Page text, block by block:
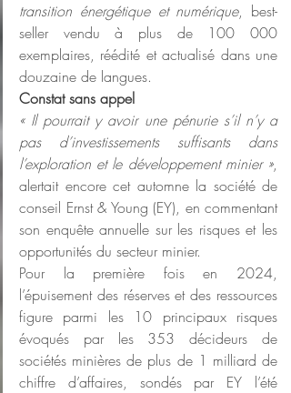
transition énergétique et numérique, best-
seller vendu à plus de 100 000
exemplaires, réédité et actualisé dans une
douzaine de langues.
Constat sans appel
« Il pourrait y avoir une pénurie s’il n’y a
pas d’investissements suffisants dans
l’exploration et le développement minier »,
alertait encore cet automne la société de
conseil Ernst & Young (EY), en commentant
son enquête annuelle sur les risques et les
opportunités du secteur minier.
Pour la première fois en 2024,
l’épuisement des réserves et des ressources
figure parmi les 10 principaux risques
évoqués par les 353 décideurs de
sociétés minières de plus de 1 milliard de
chiffre d’affaires, sondés par EY l’été